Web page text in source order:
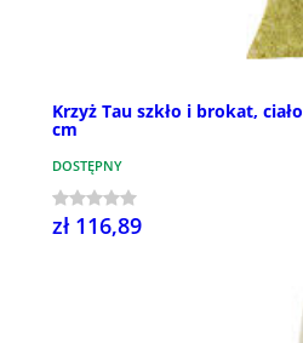
Krzyż Tau szkło i brokat,
cm
DOSTĘPNY
zł 116,89